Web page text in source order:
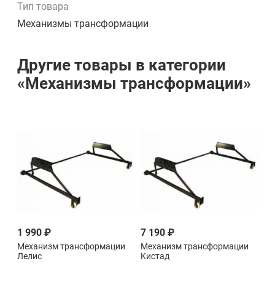
Тип товара
Механизмы трансформации
Другие товары в категории
«Механизмы трансформации»
1 990 ₽
Механизм трансформации
Лелис
7 190 ₽
Механизм трансформации
Kистад